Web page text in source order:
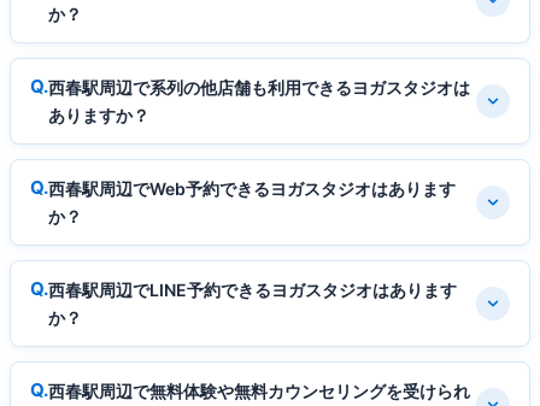
か？
西春駅周辺で系列の他店舗も利用できるヨガスタジオは
ありますか？
西春駅周辺でWeb予約できるヨガスタジオはあります
か？
西春駅周辺でLINE予約できるヨガスタジオはあります
か？
西春駅周辺で無料体験や無料カウンセリングを受けられ